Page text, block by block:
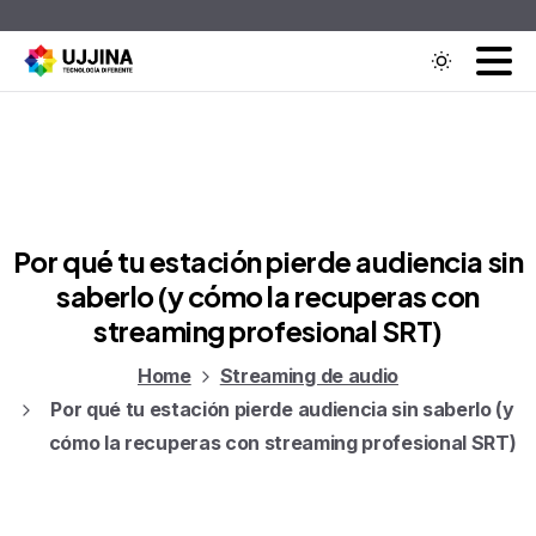
Contáctenos
Por qué tu estación pierde audiencia sin
saberlo (y cómo la recuperas con
streaming profesional SRT)
Home
Streaming de audio
Por qué tu estación pierde audiencia sin saberlo (y
cómo la recuperas con streaming profesional SRT)